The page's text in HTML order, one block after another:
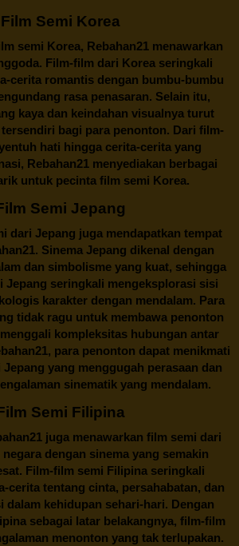
Film Semi Korea
semi Korea, Rebahan21menawarkan
Film-film dari Korea seringkali
cerita romantis dengan bumbu-bumbu
rasa penasaran. Selain itu,
kaya dan keindahan visualnya turut
bagi para penonton. Dari film-
hati hingga cerita-cerita yang
Rebahan21 menyediakan berbagai
untuk pecinta film semi Korea.
Semi Jepang
dari Jepang juga mendapatkan tempat
Sinema Jepang dikenal dengan
dan simbolisme yang kuat, sehingga
Jepang seringkali mengeksplorasi sisi
karakter dengan mendalam. Para
tidak ragu untuk membawa penonton
kompleksitas hubungan antar
, para penonton dapat menikmati
Jepang yang menggugah perasaan dan
sinematik yang mendalam.
Semi Filipina
juga menawarkan film semi dari
dengan sinema yang semakin
Film-film semi Filipina seringkali
cerita tentang cinta, persahabatan, dan
dalam kehidupan sehari-hari. Dengan
sebagai latar belakangnya, film-film
menonton yang tak terlupakan.